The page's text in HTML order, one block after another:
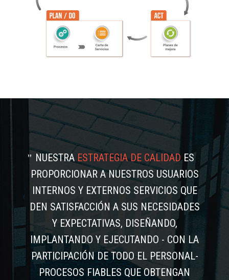
NUESTRAESTRATEGIA DE CALIDADES
PROPORCIONAR A NUESTROS USUARIOS
INTERNOS Y EXTERNOS SERVICIOS QUE
DEN SATISFACCIÓN A SUS NECESIDADES
Y EXPECTATIVAS, DISEÑANDO,
IMPLANTANDO Y EJECUTANDO - CON LA
PARTICIPACIÓN DE TODO EL PERSONAL-
PROCESOS FIABLES QUE OBTENGAN